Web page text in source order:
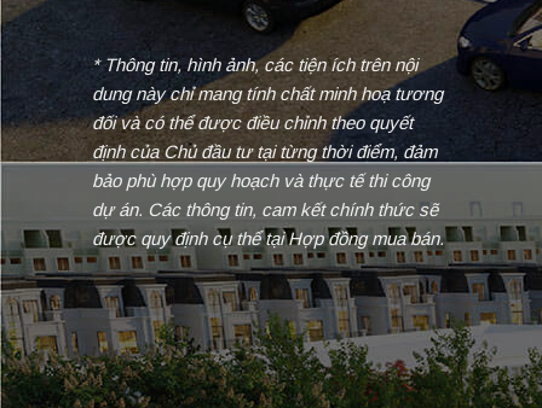
* Thông tin, hình ảnh, các tiện ích trên nội
dung này chỉ mang tính chất minh hoạ tương
đối và có thể được điều chỉnh theo quyết
định của Chủ đầu tư tại từng thời điểm, đảm
bảo phù hợp quy hoạch và thực tế thi công
dự án. Các thông tin, cam kết chính thức sẽ
được quy định cụ thể tại Hợp đồng mua bán.